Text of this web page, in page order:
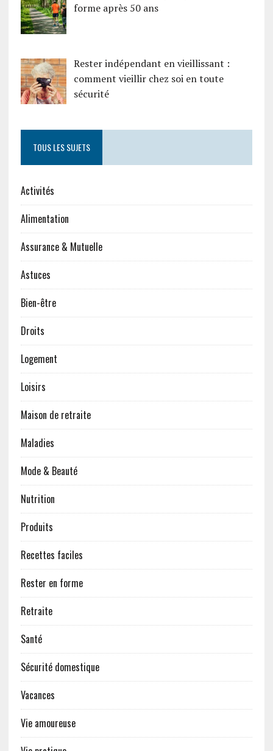
forme après 50 ans
Rester indépendant en vieillissant :
comment vieillir chez soi en toute
sécurité
TOUS LES SUJETS
Activités
Alimentation
Assurance & Mutuelle
Astuces
Bien-être
Droits
Logement
Loisirs
Maison de retraite
Maladies
Mode & Beauté
Nutrition
Produits
Recettes faciles
Rester en forme
Retraite
Santé
Sécurité domestique
Vacances
Vie amoureuse